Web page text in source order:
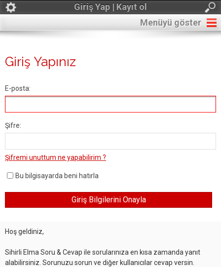
Giriş Yap | Kayıt ol
Menüyü göster
Giriş Yapınız
E-posta:
Şifre:
Şifremi unuttum ne yapabilirim ?
Bu bilgisayarda beni hatırla
Hoş geldiniz,
Sihirli Elma Soru & Cevap ile sorularınıza en kısa zamanda yanıt
alabilirsiniz. Sorunuzu sorun ve diğer kullanıcılar cevap versin.